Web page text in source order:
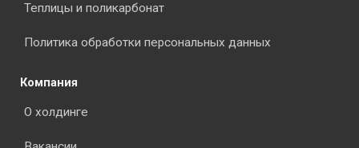
Теплицы и поликарбонат
Политика обработки персональных данных
Компания
О холдинге